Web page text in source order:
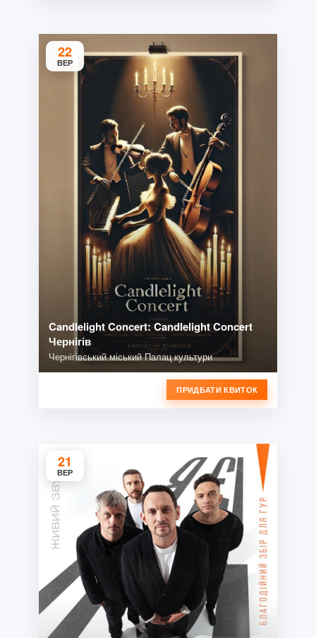
22
ВЕР
Candlelight Concert: Candlelight Concert
Чернігів
Чернігівський міський Палац культури
ПРИДБАТИ КВИТОК
21
ВЕР